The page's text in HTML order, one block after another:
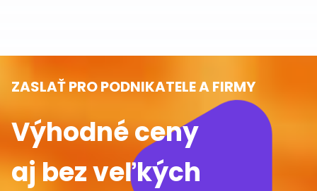
ZASLAŤ PRO PODNIKATELE A FIRMY
Výhodné ceny
aj bez veľkých